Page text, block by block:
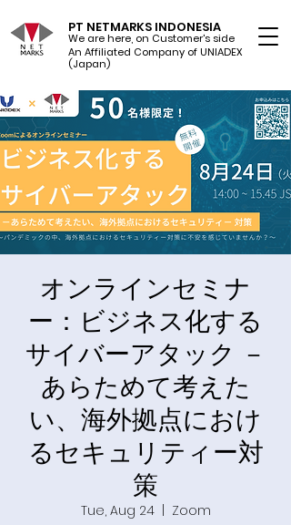
PT NETMARKS INDONESIA
We are here, on Customer's side
An Affiliated Company of UNIADEX Ltd.
(Japan)
オンラインセミナ
ー：ビジネス化する
サイバーアタック －
あらためて考えた
い、海外拠点におけ
るセキュリティー対
策
Tue, Aug 24
  |
Zoom